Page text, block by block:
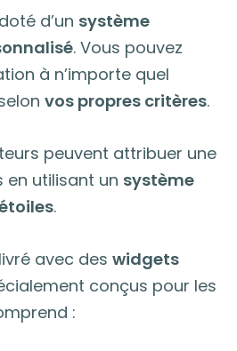
d’un système
. Vous pouvez
à n’importe quel
vos propres critères.
peuvent attribuer une
en utilisant un système
.
avec des widgets
conçus pour les
: